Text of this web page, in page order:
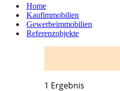
Home
Kaufimmobilien
Gewerbeimmobilien
Referenzobjekte
1 Ergebnis